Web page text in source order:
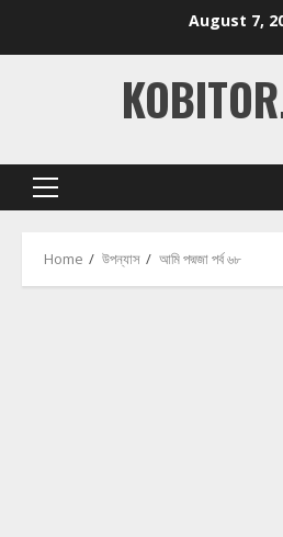
August 7,
Primary
Home উপন্যাস আমি পদ্মজা পর্ব ৬৮